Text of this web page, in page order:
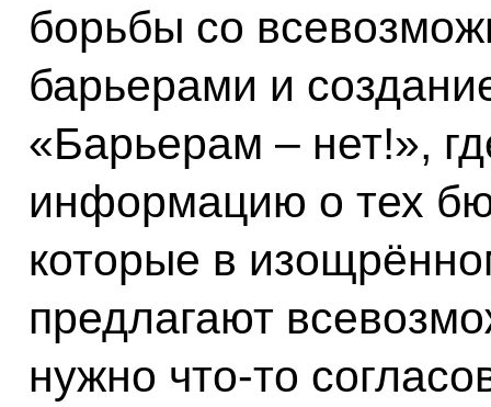
борьбы со
барьерами и
«Барьерам – нет!»,
информацию о тех
которые в
предлагают
нужно что‑то